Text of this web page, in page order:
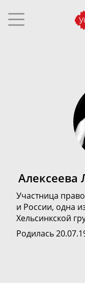
Участница
и России, одна
Хельсинкской
Родилась